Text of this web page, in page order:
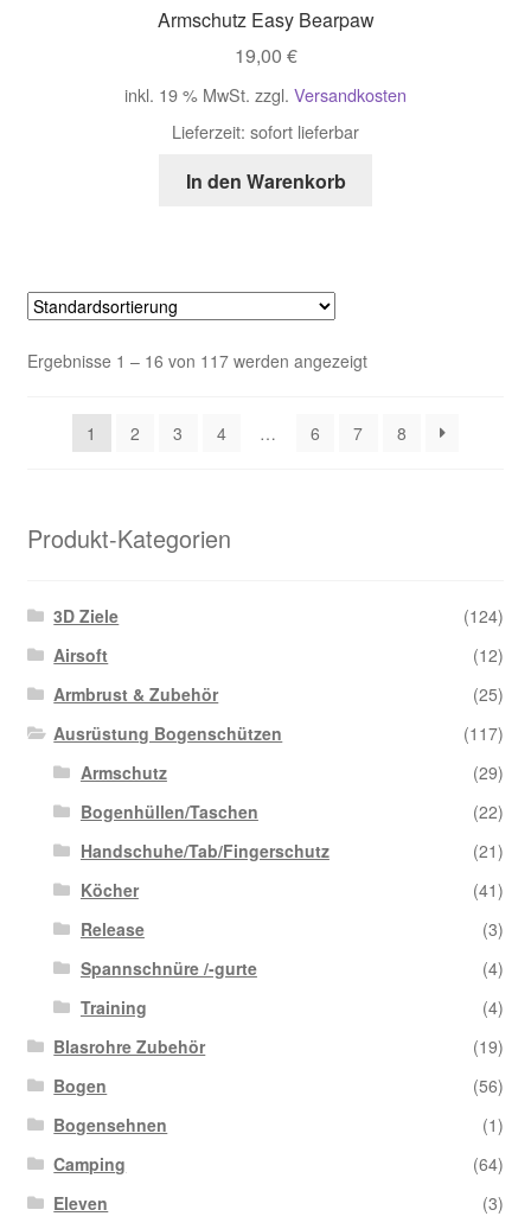
Armschutz Easy Bearpaw
19,00 €
inkl. 19 % MwSt. zzgl. Versandkosten
Lieferzeit: sofort lieferbar
In den Warenkorb
Ergebnisse 1 – 16 von 117 werden angezeigt
1 2 3 4 … 6 7 8
Produkt-Kategorien
3D Ziele
(124)
Airsoft
(12)
Armbrust & Zubehör
(25)
Ausrüstung Bogenschützen
(117)
Armschutz
(29)
Bogenhüllen/Taschen
(22)
Handschuhe/Tab/Fingerschutz
(21)
Köcher
(41)
Release
(3)
Spannschnüre /-gurte
(4)
Training
(4)
Blasrohre Zubehör
(19)
Bogen
(56)
Bogensehnen
(1)
Camping
(64)
Eleven
(3)